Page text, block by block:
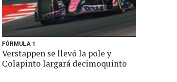
FÓRMULA 1
Verstappen se llevó la pole y
Colapinto largará decimoquinto